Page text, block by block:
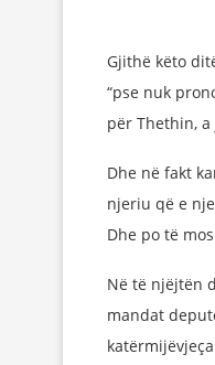
Gjithë këto
“pse nuk
për Thethin,
Dhe në fakt
njeriu që e
Dhe po të
Në të njëjtën
mandat